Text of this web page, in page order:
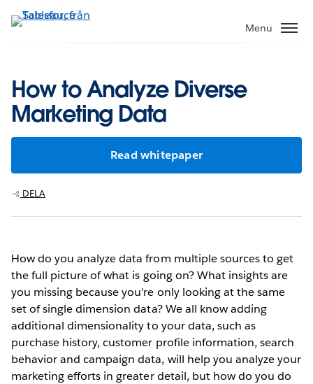
vidare
Menu
How to Analyze Diverse
Marketing Data
Read whitepaper
DELA
How do you analyze data from multiple sources to get
the full picture of what is going on? What insights are
you missing because you're only looking at the same
set of single dimension data? We all know adding
additional dimensionality to your data, such as
purchase history, customer profile information, search
behavior and campaign data, will help you analyze your
marketing efforts in greater detail, but how do you do